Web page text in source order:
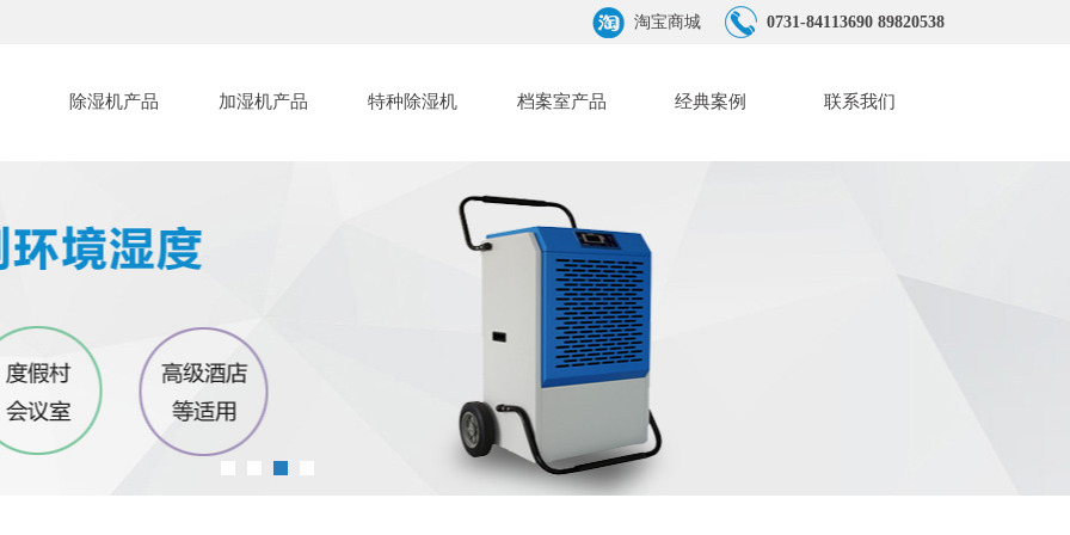
淘宝商城 0731-84113690 89820538
除湿机产品 加湿机产品 特种除湿机 档案室产品 经典案例 联系我们